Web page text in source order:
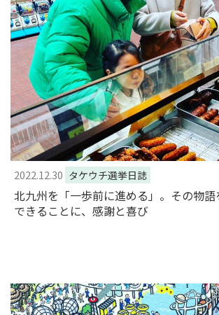
2022.12.30 タケウチ選挙日誌
北九州を「一歩前に進める」。その物
できることに、感謝と喜び